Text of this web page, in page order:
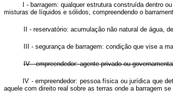
I - barragem: qualquer estrutura construída dentro
misturas de líquidos e sólidos, compreendendo o
II - reservatório: acumulação não natural de água,
III - segurança de barragem: condição que vise a
IV - empreendedor: agente privado ou
IV - empreendedor: pessoa física ou jurídica que
aquele com direito real sobre as terras onde a barragem